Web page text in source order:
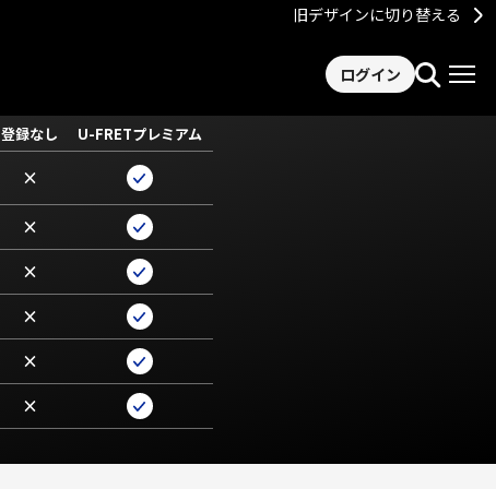
旧デザインに切り替える
ログイン
登録なし
U-FRETプレミアム
×
×
×
×
×
×